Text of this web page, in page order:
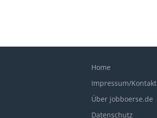
Home
Impressum/Kontakt
Über jobboerse.de
Datenschutz